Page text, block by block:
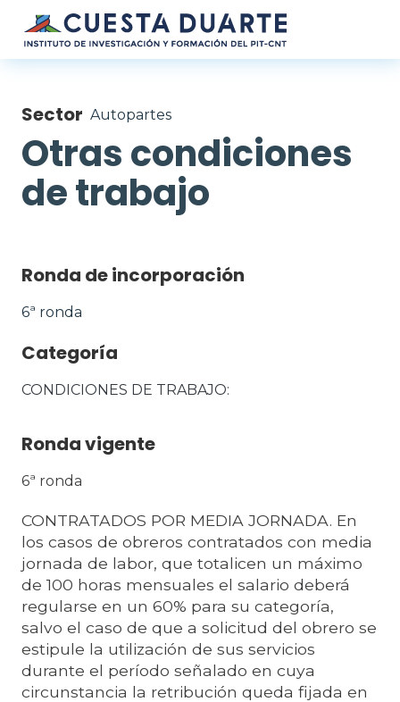
Pasar al contenido principal
Sector Autopartes
Otras condiciones
de trabajo
Ronda de incorporación
6ª ronda
Categoría
CONDICIONES DE TRABAJO
Ronda vigente
6ª ronda
CONTRATADOS POR MEDIA JORNADA. En
los casos de obreros contratados con media
jornada de labor, que totalicen un máximo
de 100 horas mensuales el salario deberá
regularse en un 60% para su categoría,
salvo el caso de que a solicitud del obrero se
estipule la utilización de sus servicios
durante el período señalado en cuya
circunstancia la retribución queda fijada en